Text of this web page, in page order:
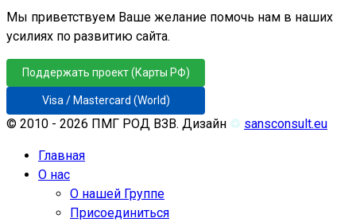
Мы приветствуем Ваше желание помочь нам в наших
усилиях по развитию сайта.
Поддержать проект (Карты РФ)
Visa / Mastercard (World)
© 2010 - 2026 ПМГ РОД ВЗВ. Дизайн ♲ sansconsult.eu
Главная
О нас
О нашей Группе
Присоединиться